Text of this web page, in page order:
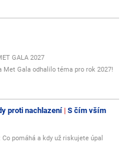
GALA 2027
Met Gala odhalilo téma pro rok 2027!
proti nachlazení S čím vším
pomáhá a kdy už riskujete úpal